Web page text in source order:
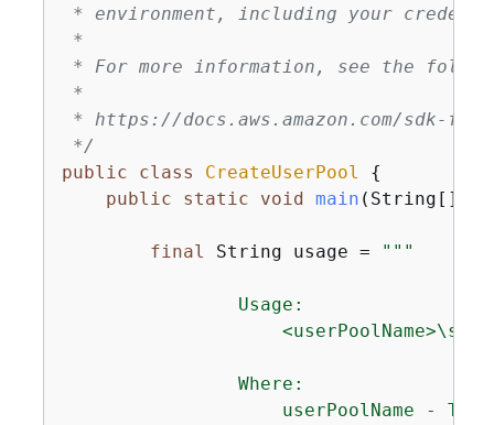
* environment, including your
*
* For more information, see the
*
* https://docs.aws.amazon.com/sdk-
*/
public
class CreateUserPool
{
public
static void main (String[]
final String usage = "" "
                Usage:
                    <userPoolName>\s
                Where:
userPoolName -